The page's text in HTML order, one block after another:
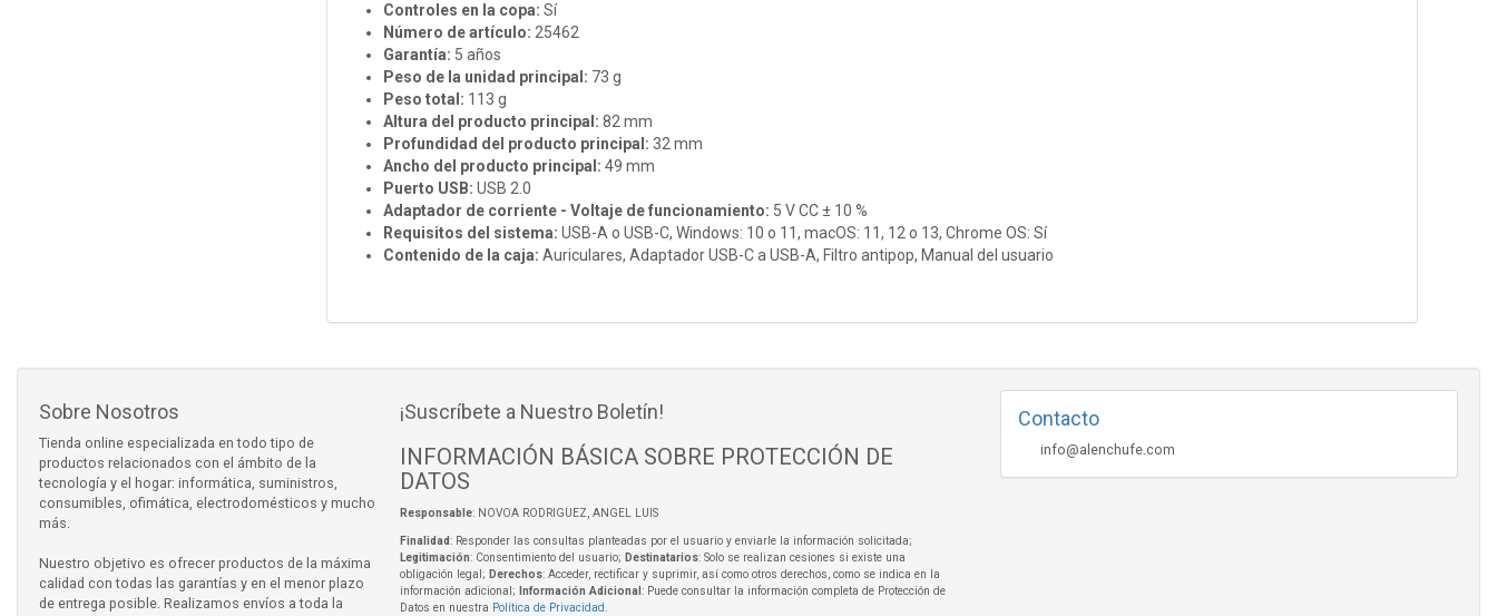
Controles en la copa: Sí
Número de artículo: 25462
Garantía: 5 años
Peso de la unidad principal: 73 g
Peso total: 113 g
Altura del producto principal: 82 mm
Profundidad del producto principal: 32 mm
Ancho del producto principal: 49 mm
Puerto USB: USB 2.0
Adaptador de corriente - Voltaje de funcionamiento: 5 V CC ± 10 %
Requisitos del sistema: USB-A o USB-C, Windows: 10 o 11, macOS: 11, 12 o 13, Chrome OS: Sí
Contenido de la caja: Auriculares, Adaptador USB-C a USB-A, Filtro antipop, Manual del usuario
Sobre Nosotros
Tienda online especializada en todo tipo de
productos relacionados con el ámbito de la
tecnología y el hogar: informática, suministros,
consumibles, ofimática, electrodomésticos y mucho
más.
Nuestro objetivo es ofrecer productos de la máxima
calidad con todas las garantías y en el menor plazo
de entrega posible. Realizamos envíos a toda la
¡Suscríbete a Nuestro Boletín!
INFORMACIÓN BÁSICA SOBRE PROTECCIÓN DE
DATOS
Responsable: NOVOA RODRIGUEZ, ANGEL LUIS
Finalidad: Responder las consultas planteadas por el usuario y enviarle la información solicitada;
Legitimación: Consentimiento del usuario; Destinatarios: Solo se realizan cesiones si existe una
obligación legal; Derechos: Acceder, rectificar y suprimir, así como otros derechos, como se indica en la
información adicional;
Información Adicional : Puede consultar la información completa de Protección de
Datos en nuestra Política de Privacidad .
Contacto
info@alenchufe.com